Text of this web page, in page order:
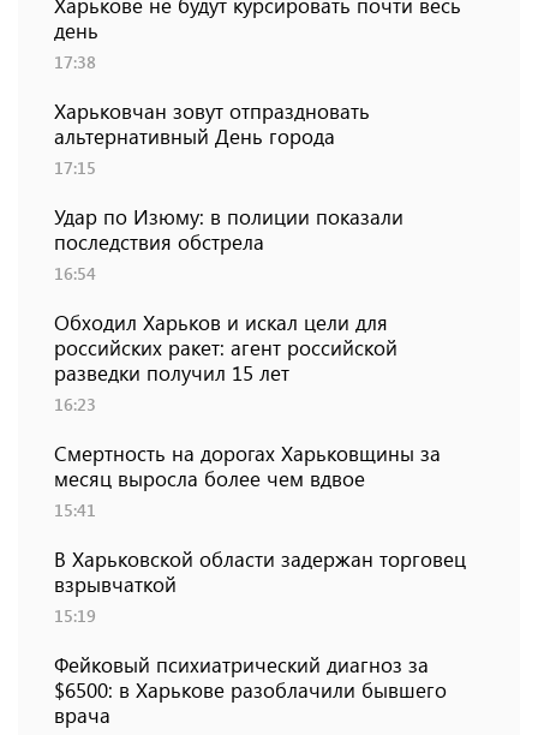
день
17:38
Харьковчан зовут отпраздновать
альтернативный День города
17:15
Удар по Изюму: в полиции показали
последствия обстрела
16:54
Обходил Харьков и искал цели для
российских ракет: агент российской
разведки получил 15 лет
16:23
Смертность на дорогах Харьковщины за
месяц выросла более чем вдвое
15:41
В Харьковской области задержан торговец
взрывчаткой
15:19
Фейковый психиатрический диагноз за
$6500: в Харькове разоблачили бывшего
врача